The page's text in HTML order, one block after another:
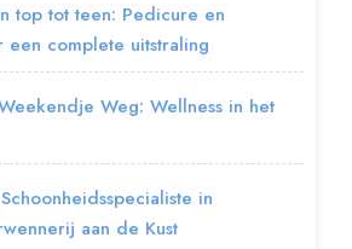
top tot teen: Pedicure en
een complete uitstraling
Weg: Wellness in het
in
aan de Kust